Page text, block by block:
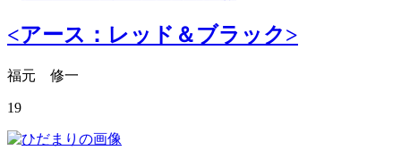
<アース：レッド＆ブラック>
福元 修一
19